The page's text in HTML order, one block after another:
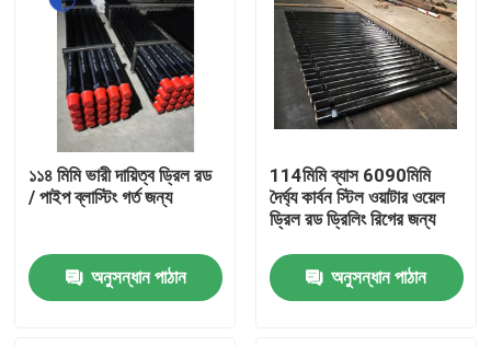
আমাদের সম্পর্কে
কারখানা ভ্রমণ
খবর
১১৪ মিমি ভারী দায়িত্ব ড্রিল রড
/ পাইপ ব্লাস্টিং গর্ত জন্য
অনুসন্ধান পাঠান
114মিমি ব্যাস 6090মিমি
দৈর্ঘ্য কার্বন স্টিল ওয়াটার ওয়েল
ড্রিল রড ড্রিলিং রিগের জন্য
অনুসন্ধান পাঠান